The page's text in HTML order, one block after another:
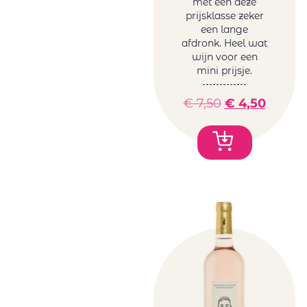
prijsklasse zeker
een lange
afdronk. Heel wat
wijn voor een
mini prijsje.
€7,50 € 4,50